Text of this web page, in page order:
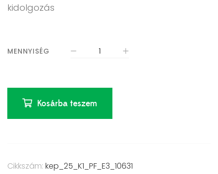
kidolgozás
MENNYISÉG
Kosárba teszem
Cikkszám: kep_25_K1_PF_E3_10631